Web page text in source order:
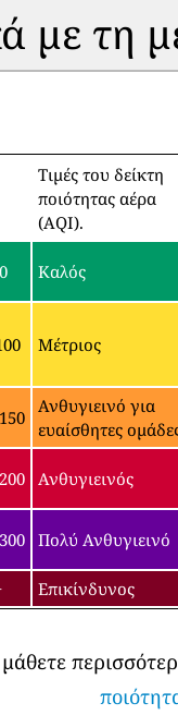
με τη
Τιμές του δείκτη
ποιότητας αέρα
(AQI).
Καλός
Μέτριος
Ανθυγιεινό για
ευαίσθητες
Ανθυγιεινός
Πολύ Ανθυγιεινό
Επικίνδυνος